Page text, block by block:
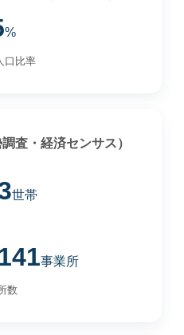
%
口比率
査・経済センサス）
世帯
事業所
数